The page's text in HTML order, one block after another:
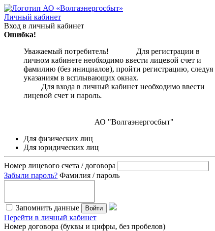
Личный кабинет
Вход в личный кабинет
Ошибка!
Уважаемый потребитель! Для регистрации в
личном кабинете необходимо ввести лицевой счет и
фамилию (без инициалов), пройти регистрацию, следуя
указаниям в всплывающих окнах.
Для входа в личный кабинет необходимо ввести
лицевой счет и пароль.
АО "Волгаэнергосбыт"
Для физических лиц
Для юридических лиц
Номер лицевого счета / договора
Забыли пароль? Фамилия / пароль
Запомнить данные Войти
Перейти в личный кабинет
Номер договора (буквы и цифры, без пробелов)